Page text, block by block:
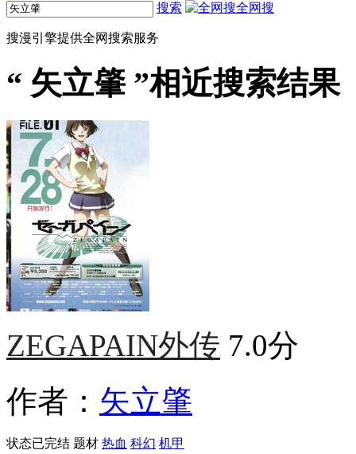
搜索 全网搜
搜漫引擎提供全网搜索服务
“ 矢立肇 ”相近搜索结果
ZEGAPAIN外传 7.0分
作者： 矢立肇
状态已完结 题材 热血 科幻 机甲